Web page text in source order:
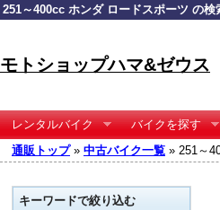
251～400cc ホンダ ロードスポーツ の検
モトショップハマ&ゼウス
レンタルバイク バイクを探す
通販トップ» 中古バイク一覧 » 251～
キーワードで絞り込む